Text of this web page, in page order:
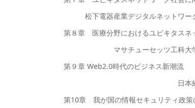
松下電器産業デジタルネットワーク
第８章 医療分野におけるユビキタスネ
マサチューセッツ工科大学スロ
第９章 Web2.0時代のビジネス新潮流
日本経済新聞社論説委
第10章 我が国の情報セキュリティ政策